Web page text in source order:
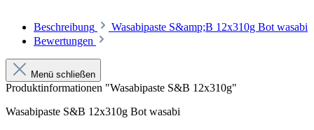
Beschreibung
Wasabipaste S&amp;B 12x310g Bot wasabi
Bewertungen
Menü schließen
Produktinformationen "Wasabipaste S&B 12x310g"
Wasabipaste S&B 12x310g Bot wasabi